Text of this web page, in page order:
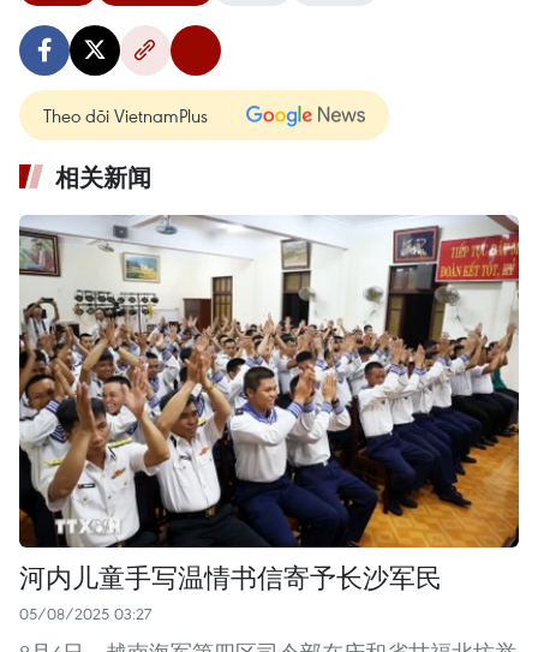
Theo dõi VietnamPlus
相关新闻
河内儿童手写温情书信寄予长沙军民
05/08/2025 03:27